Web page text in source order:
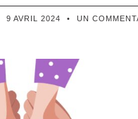
9 AVRIL 2024 UN